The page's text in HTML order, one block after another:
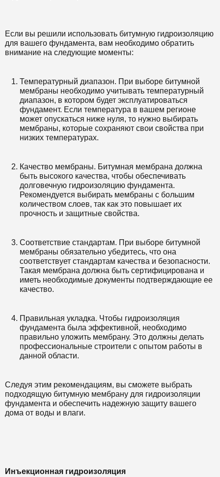
Если вы решили использовать битумную гидроизоляцию
для вашего фундамента, вам необходимо обратить
внимание на следующие моменты:
Температурный диапазон. При выборе битумной
мембраны необходимо учитывать температурный
диапазон, в котором будет эксплуатироваться
фундамент. Если температура в вашем регионе
может опускаться ниже нуля, то нужно выбирать
мембраны, которые сохраняют свои свойства при
низких температурах.
Качество мембраны. Битумная мембрана должна
быть высокого качества, чтобы обеспечивать
долговечную гидроизоляцию фундамента.
Рекомендуется выбирать мембраны с большим
количеством слоев, так как это повышает их
прочность и защитные свойства.
Соответствие стандартам. При выборе битумной
мембраны обязательно убедитесь, что она
соответствует стандартам качества и безопасности.
Такая мембрана должна быть сертифицирована и
иметь необходимые документы подтверждающие ее
качество.
Правильная укладка. Чтобы гидроизоляция
фундамента была эффективной, необходимо
правильно уложить мембрану. Это должны делать
профессиональные строители с опытом работы в
данной области.
Следуя этим рекомендациям, вы сможете выбрать
подходящую битумную мембрану для гидроизоляции
фундамента и обеспечить надежную защиту вашего
дома от воды и влаги.
Инъекционная гидроизоляция